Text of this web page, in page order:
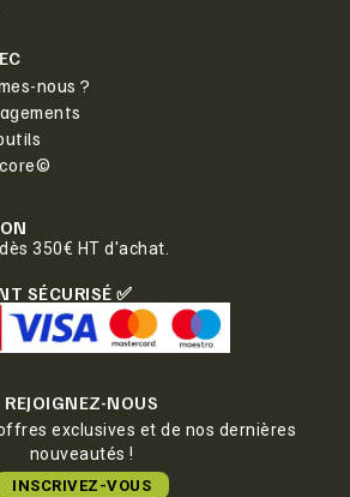
nous ?
350€ HT d'achat.
SÉCURISÉ ✅
REJOIGNEZ-NOUS
exclusives et de nos dernières
nouveautés !
INSCRIVEZ-VOUS